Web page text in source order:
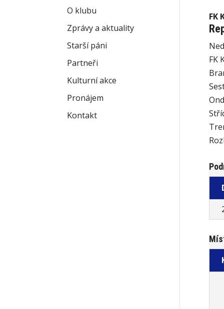
FK
FK
O klubu
Zprávy a aktuality
Starší páni
Partneři
Kulturní akce
Pronájem
Kontakt